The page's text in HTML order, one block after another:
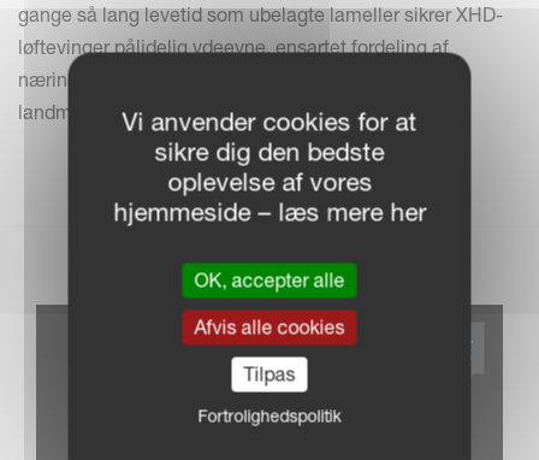
gange så lang levetid som ubelagte lameller sikrer XHD-
løftevinger pålidelig ydeevne, ensartet fordeling af
næringsstoffer og maksimalt udbyttepotentiale for
landmanden.Vi anvender cookies for at
sikre dig den bedste
oplevelse af vores
hjemmeside – læs mere her
OK, accepter alle
Afvis alle cookies
Tilpas
Fortrolighedspolitik